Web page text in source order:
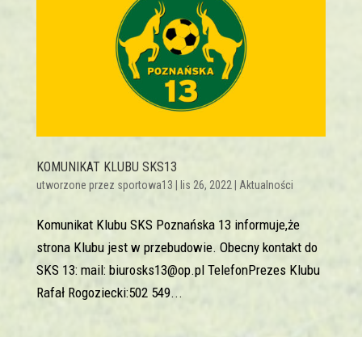
KOMUNIKAT KLUBU SKS13
utworzone przez sportowa13 lis 26, 2022| Aktualności
Komunikat Klubu SKS Poznańska 13 informuje,że
strona Klubu jest w przebudowie. Obecny kontakt do
SKS 13: mail: biurosks13@op.pl TelefonPrezes Klubu
Rafał Rogoziecki:502 549...